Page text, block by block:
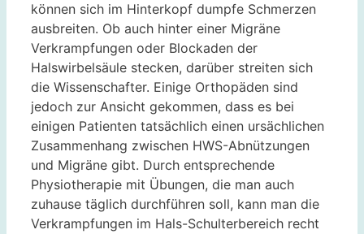
können sich im Hinterkopf dumpfe Schmerzen
ausbreiten. Ob auch hinter einer Migräne
Verkrampfungen oder Blockaden der
Halswirbelsäule stecken, darüber streiten sich
die Wissenschafter. Einige Orthopäden sind
jedoch zur Ansicht gekommen, dass es bei
einigen Patienten tatsächlich einen ursächlichen
Zusammenhang zwischen HWS-Abnützungen
und Migräne gibt. Durch entsprechende
Physiotherapie mit Übungen, die man auch
zuhause täglich durchführen soll, kann man die
Verkrampfungen im Hals-Schulterbereich recht